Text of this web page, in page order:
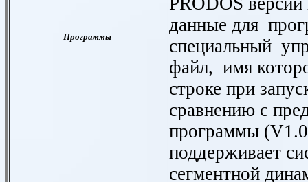
данные для
специальный
файл, имя
строке при
сравнению с
программы (V
поддерживает
сегментной